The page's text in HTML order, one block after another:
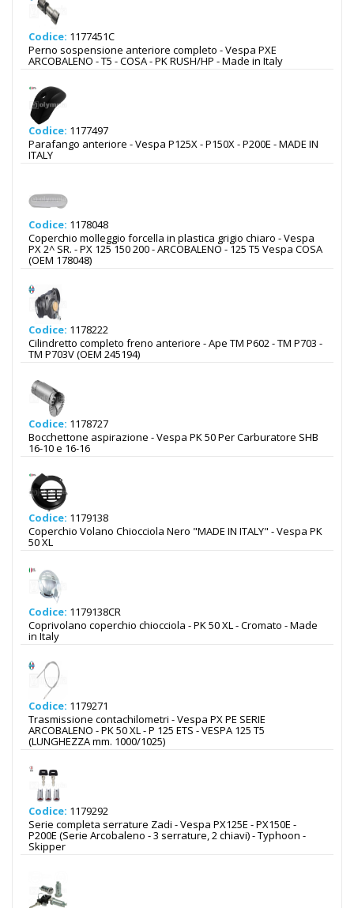
Codice: 1177451C
Perno sospensione anteriore completo - Vespa PXE
ARCOBALENO - T5 - COSA - PK RUSH/HP - Made in Italy
Codice: 1177497
Parafango anteriore - Vespa P125X - P150X - P200E - MADE IN
ITALY
Codice: 1178048
Coperchio molleggio forcella in plastica grigio chiaro - Vespa
PX 2^ SR. - PX 125 150 200 - ARCOBALENO - 125 T5 Vespa COSA
(OEM 178048)
Codice: 1178222
Cilindretto completo freno anteriore - Ape TM P602 - TM P703 -
TM P703V (OEM 245194)
Codice: 1178727
Bocchettone aspirazione - Vespa PK 50 Per Carburatore SHB
16-10 e 16-16
Codice: 1179138
Coperchio Volano Chiocciola Nero "MADE IN ITALY" - Vespa PK
50 XL
Codice: 1179138CR
Coprivolano coperchio chiocciola - PK 50 XL - Cromato - Made
in Italy
Codice: 1179271
Trasmissione contachilometri - Vespa PX PE SERIE
ARCOBALENO - PK 50 XL - P 125 ETS - VESPA 125 T5
(LUNGHEZZA mm. 1000/1025)
Codice: 1179292
Serie completa serrature Zadi - Vespa PX125E - PX150E -
P200E (Serie Arcobaleno - 3 serrature, 2 chiavi) - Typhoon -
Skipper